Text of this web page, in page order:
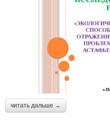
читать дальше →